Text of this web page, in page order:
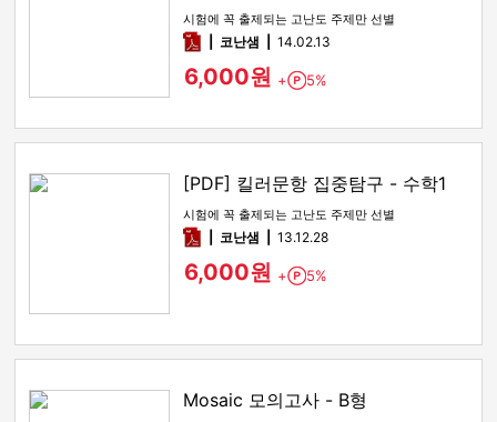
시험에 꼭 출제되는 고난도 주제만 선별
pdf코난샘 14.02.13
6,000원 + Point
5%
[PDF] 킬러문항 집중탐구 - 수학1
시험에 꼭 출제되는 고난도 주제만 선별
pdf코난샘 13.12.28
6,000원 + Point
5%
Mosaic 모의고사 - B형